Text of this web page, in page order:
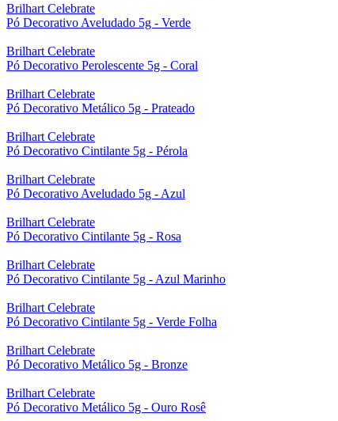
Brilhart Celebrate
Pó Decorativo Aveludado 5g - Verde
Brilhart Celebrate
Pó Decorativo Perolescente 5g - Coral
Brilhart Celebrate
Pó Decorativo Metálico 5g - Prateado
Brilhart Celebrate
Pó Decorativo Cintilante 5g - Pérola
Brilhart Celebrate
Pó Decorativo Aveludado 5g - Azul
Brilhart Celebrate
Pó Decorativo Cintilante 5g - Rosa
Brilhart Celebrate
Pó Decorativo Cintilante 5g - Azul Marinho
Brilhart Celebrate
Pó Decorativo Cintilante 5g - Verde Folha
Brilhart Celebrate
Pó Decorativo Metálico 5g - Bronze
Brilhart Celebrate
Pó Decorativo Metálico 5g - Ouro Rosê